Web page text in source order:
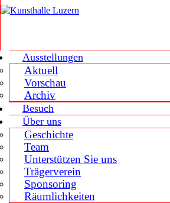
Ausstellungen
Aktuell
Vorschau
Archiv
Besuch
Über uns
Geschichte
Team
Unterstützen Sie uns
Trägerverein
Sponsoring
Räumlichkeiten